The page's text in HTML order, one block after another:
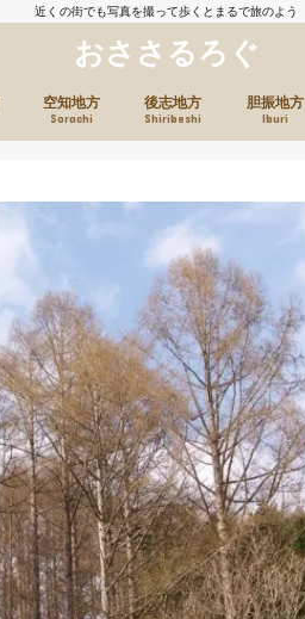
近くの街でも写真を撮って歩くとまるで旅のよう
おささるろぐ
空知地方
Sorachi
後志地方
Shiribeshi
胆振地方
Iburi